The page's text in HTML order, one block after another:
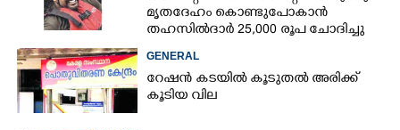
മൃതദേഹം കൊണ്ടുപോകാൻ
തഹസിൽദാർ 25,000 രൂപ ചോദിച്ചു
GENERAL
റേഷൻ കടയിൽ കൂടുതൽ അരിക്ക്
കൂടിയ വില